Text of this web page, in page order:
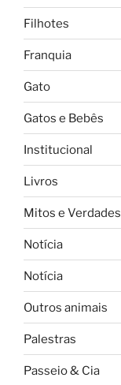
Filhotes
Franquia
Gato
Gatos e Bebês
Institucional
Livros
Mitos e Verdades
Notícia
Notícia
Outros animais
Palestras
Passeio & Cia